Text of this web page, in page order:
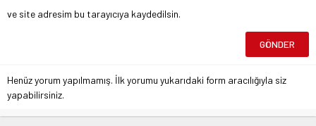
ve site adresim bu tarayıcıya kaydedilsin.
Henüz yorum yapılmamış. İlk yorumu yukarıdaki form aracılığıyla siz
yapabilirsiniz.